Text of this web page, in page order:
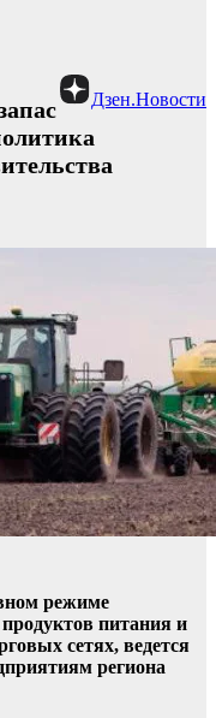
Дзен.Новости
режиме
питания и
сетях, ведется
региона